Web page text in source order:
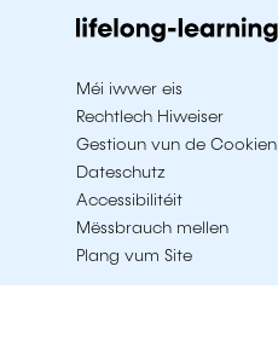
Méi iwwer eis
Rechtlech Hiweiser
Gestioun vun de Cookien
Dateschutz
Accessibilitéit
Mëssbrauch mellen
Plang vum Site